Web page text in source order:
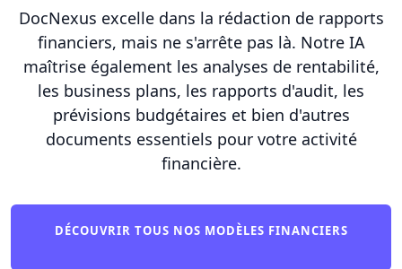
DocNexus excelle dans la rédaction de rapports
financiers, mais ne s'arrête pas là. Notre IA
maîtrise également les analyses de rentabilité,
les business plans, les rapports d'audit, les
prévisions budgétaires et bien d'autres
documents essentiels pour votre activité
financière.
DÉCOUVRIR TOUS NOS MODÈLES FINANCIERS